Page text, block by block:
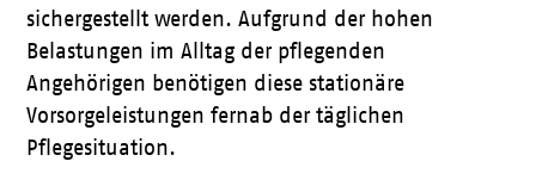
sichergestellt werden. Aufgrund der hohen
Belastungen im Alltag der pflegenden
Angehörigen benötigen diese stationäre
Vorsorgeleistungen fernab der täglichen
Pflegesituation.